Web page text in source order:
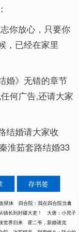
你放心，只要你
，已经在家里
婚》无错的章节
何广告,还请大家
结婚请大家收
淮茹套路结婚33
存书签
狱体
四合院：我在四合院当禽
镇长到封疆大吏！
大唐：小兕子
世界归来
霍二爷，新婚请克